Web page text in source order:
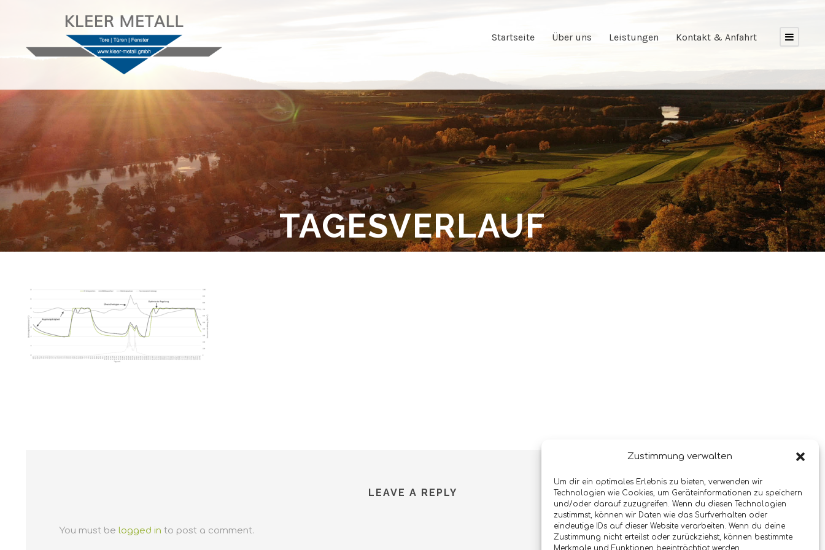
Zustimmung verwalten
Um dir ein optimales Erlebnis zu bieten, verwenden wir
Technologien wie Cookies, um Geräteinformationen zu speichern
und/oder darauf zuzugreifen. Wenn du diesen Technologien
zustimmst, können wir Daten wie das Surfverhalten oder
eindeutige IDs auf dieser Website verarbeiten. Wenn du deine
Zustimmung nicht erteilst oder zurückziehst, können bestimmte
Merkmale und Funktionen beeinträchtigt werden.
Startseite Über uns Leistungen Kontakt & Anfahrt
TAGESVERLAUF
LEAVE A REPLY
You must be logged in to post a comment.